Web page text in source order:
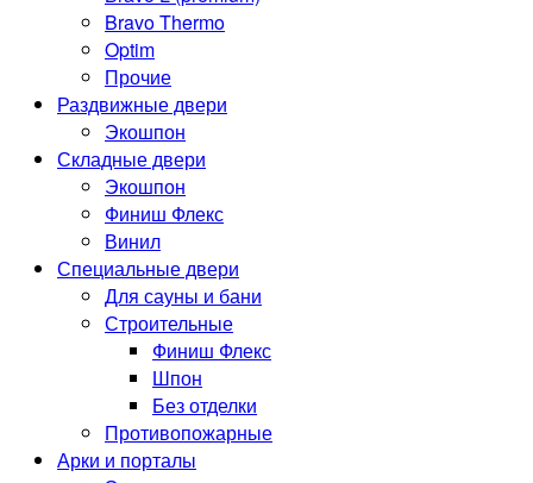
Bravo Thermo
Optim
Прочие
Раздвижные двери
Экошпон
Складные двери
Экошпон
Финиш Флекс
Винил
Специальные двери
Для сауны и бани
Строительные
Финиш Флекс
Шпон
Без отделки
Противопожарные
Арки и порталы